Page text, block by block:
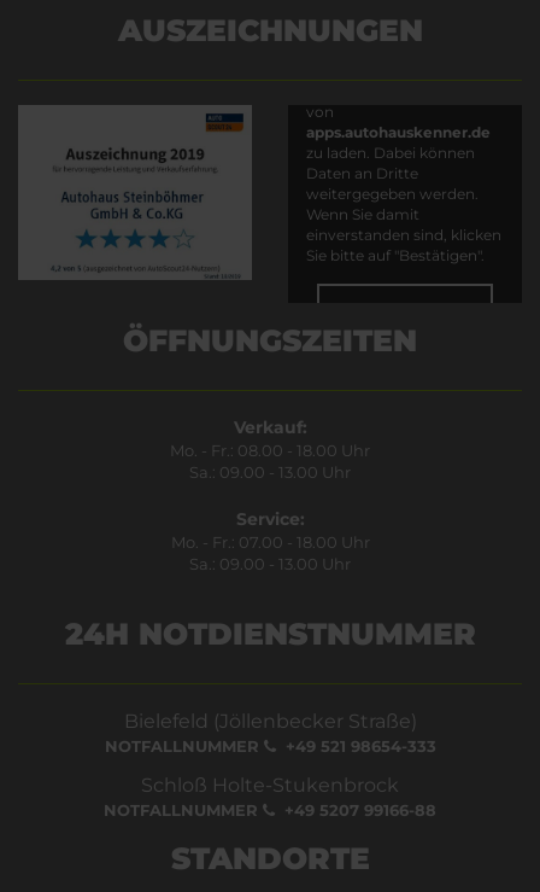
AUSZEICHNUNGEN
von
apps.autohauskenner.de
zu laden. Dabei können
Daten an Dritte
weitergegeben werden.
Wenn Sie damit
einverstanden sind, klicken
Sie bitte auf "Bestätigen".
ÖFFNUNGSZEITEN
Verkauf:
Mo. - Fr.: 08.00 - 18.00 Uhr
Sa.: 09.00 - 13.00 Uhr
Service:
Mo. - Fr.: 07.00 - 18.00 Uhr
Sa.: 09.00 - 13.00 Uhr
24H NOTDIENSTNUMMER
Bielefeld (Jöllenbecker Straße)
NOTFALLNUMMER +49 521 98654-333
Schloß Holte-Stukenbrock
NOTFALLNUMMER +49 5207 99166-88
STANDORTE